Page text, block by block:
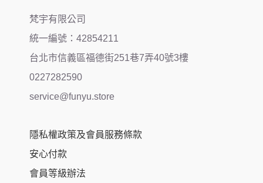
梵宇有限公司
統一編號：42854211
台北市信義區福德街251巷7弄40號3樓
0227282590
service@funyu.store
隱私權政策及會員服務條款
安心付款
會員等級辦法